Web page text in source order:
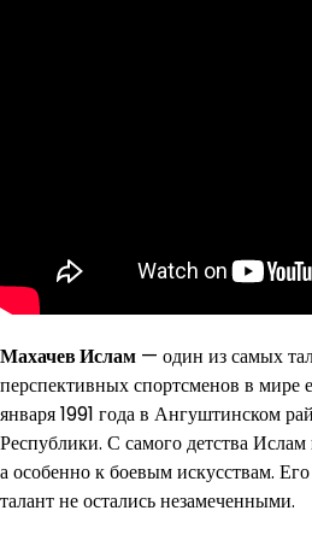
Махачев Ислам — один из самых
перспективных спортсменов в мире
января 1991 года в Ангуштинском
Республики. С самого детства Ислам
а особенно к боевым искусствам.
талант не остались незамеченными.